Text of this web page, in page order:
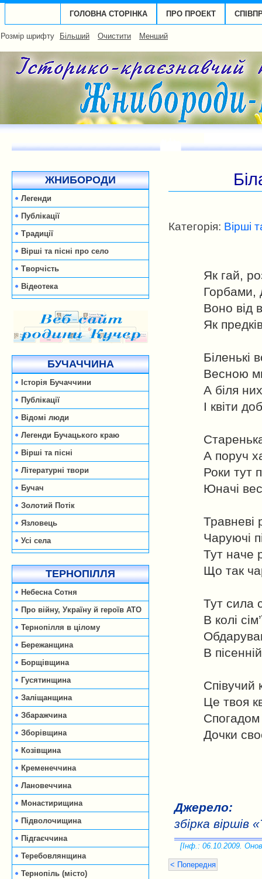
ГОЛОВНА СТОРІНКА ПРО ПРОЕКТ
Розмір шрифту Більший Очистити Менший
ЖНИБОРОДИ
Легенди
Публікації
Традиції
Вірші та пісні про село
Творчість
Відеотека
БУЧАЧЧИНА
Історія Бучаччини
Публікації
Відомі люди
Легенди Бучацького краю
Вірші та пісні
Літературні твори
Бучач
Золотий Потік
Язловець
Усі села
ТЕРНОПІЛЛЯ
Небесна Сотня
Про війну, Україну й героїв АТО
Тернопілля в цілому
Бережанщина
Борщівщина
Гусятинщина
Заліщанщина
Збаражчина
Зборівщина
Козівщина
Кременеччина
Лановеччина
Монастирищина
Підволочищина
Підгаєччина
Теребовлянщина
Тернопіль (місто)
Категорія: Вірші
Як гай,
Горбами,
Воно від
Як
Біленькі
Весною
А біля
І квіти
А поруч
Роки тут
Юначі
Травневі
Чаруючі
Тут наче
Що так
Тут сила
В колі
В
Це твоя
Дочки
Джерело:
збірка
[Інф.: 06.10.2009.
< Попередня